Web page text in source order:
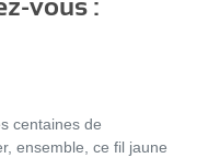
vous :
centaines de
ensemble, ce fil jaune